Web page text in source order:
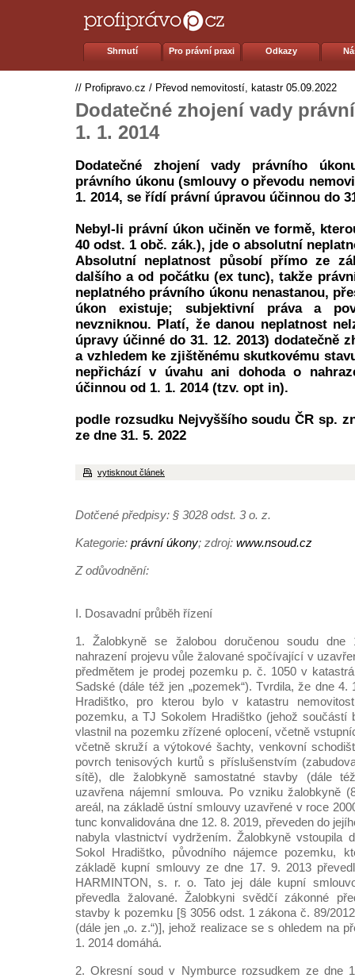
Shrnutí Pro právní praxi Odkazy
// Profipravo.cz / Převod nemovitostí, katastr05.09.2022
Dodatečné zhojení vady
1. 1. 2014
Dodatečné zhojení vady právního
právního úkonu (smlouvy o převodu
1. 2014, se řídí právní úpravou účinnou do
Nebyl-li právní úkon učiněn ve formě,
40 odst. 1 obč. zák.), jde o absolutní
Absolutní neplatnost působí přímo ze
dalšího a od počátku (ex tunc), takže
neplatného právního úkonu nenastanou,
úkon existuje; subjektivní práva a
nevzniknou. Platí, že danou neplatnost
úpravy účinné do 31. 12. 2013) dodatečně
a vzhledem ke zjištěnému skutkovému
nepřichází v úvahu ani dohoda o
účinnou od 1. 1. 2014 (tzv. opt in).
podle rozsudku Nejvyššího soudu ČR sp.
ze dne 31. 5. 2022
vytisknout článek
Dotčené předpisy: § 3028 odst. 3 o. z.
Kategorie: právní úkony; zdroj: www.nsoud.cz
Z odůvodnění:
I. Dosavadní průběh řízení
1. Žalobkyně se žalobou doručenou soudu dne
nahrazení projevu vůle žalované spočívající v
předmětem je prodej pozemku p. č. 1050 v
Sadské (dále též jen „pozemek“). Tvrdila, že dne
Hradištko, pro kterou bylo v katastru
pozemku, a TJ Sokolem Hradištko (jehož součástí
vlastnil na pozemku zřízené oplocení, včetně
včetně skruží a výtokové šachty, venkovní
povrch tenisových kurtů s příslušenstvím
sítě), dle žalobkyně samostatné stavby (dále
uzavřena nájemní smlouva. Po vzniku žalobkyně
areál, na základě ústní smlouvy uzavřené v roce
tunc konvalidována dne 12. 8. 2019, převeden do
nabyla vlastnictví vydržením. Žalobkyně vstoupila
Sokol Hradištko, původního nájemce pozemku,
základě kupní smlouvy ze dne 17. 9. 2013
HARMINTON, s. r. o. Tato jej dále kupní
převedla žalované. Žalobkyni svědčí zákonné
stavby k pozemku [§ 3056 odst. 1 zákona č. 89/
(dále jen „o. z.“)], jehož realizace se s ohledem na
1. 2014 domáhá.
2. Okresní soud v Nymburce rozsudkem ze dne